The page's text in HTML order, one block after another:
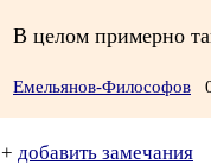
В целом примерно
Емельянов-Философов
+ добавить замечания